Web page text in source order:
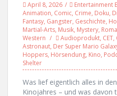
April 8, 2026 Entertainment
Animation, Comic, Crime, Doku,
Fantasy, Gangster, Geschichte,
Martial-Arts, Musik, Mystery,
Western
Audioprodukt, CET,
Astronaut, Der Super Mario
Hoppers, Hörsendung, Kino,
Shelter
Was lief eigentlich alles in
Kinojahres – und was davon